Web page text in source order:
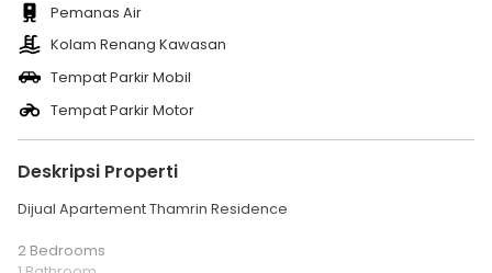
Pemanas Air
Kolam Renang Kawasan
Tempat Parkir Mobil
Tempat Parkir Motor
Deskripsi Properti
Dijual Apartement Thamrin Residence
2 Bedrooms